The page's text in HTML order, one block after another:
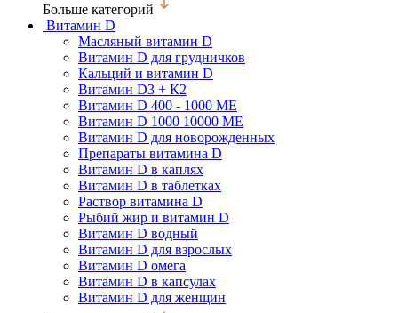
Больше категорий
Витамин D
Масляный витамин D
Витамин D для грудничков
Кальций и витамин D
Витамин D3 + К2
Витамин D 400 - 1000 МЕ
Витамин D 1000 10000 МЕ
Витамин D для новорожденных
Препараты витамина D
Витамин D в каплях
Витамин D в таблетках
Раствор витамина D
Рыбий жир и витамин D
Витамин D водный
Витамин D для взрослых
Витамин D омега
Витамин D в капсулах
Витамин D для женщин